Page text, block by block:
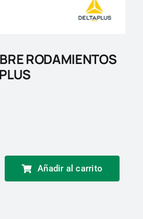
RODAMIENTOS
Añadir al carrito